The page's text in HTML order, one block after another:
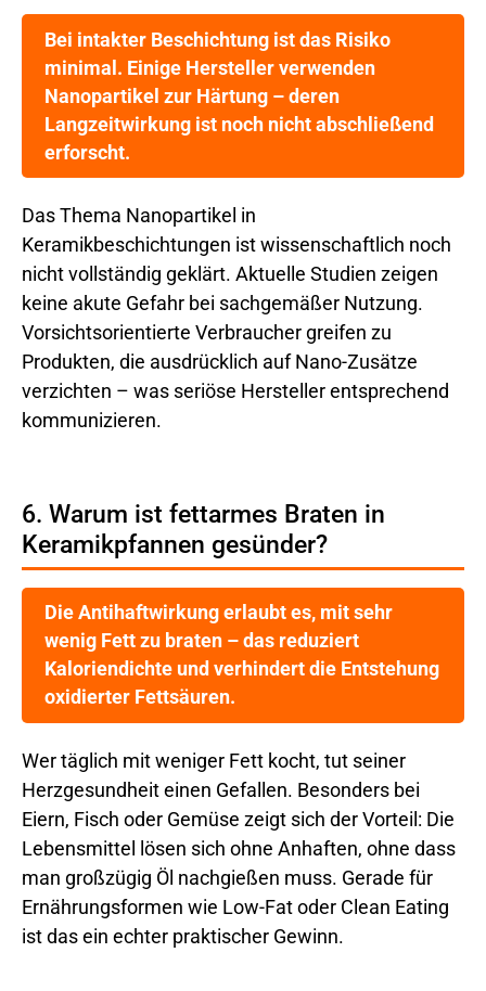
Bei intakter Beschichtung ist das Risiko
minimal. Einige Hersteller verwenden
Nanopartikel zur Härtung – deren
Langzeitwirkung ist noch nicht abschließend
erforscht.
Das Thema Nanopartikel in
Keramikbeschichtungen ist wissenschaftlich noch
nicht vollständig geklärt. Aktuelle Studien zeigen
keine akute Gefahr bei sachgemäßer Nutzung.
Vorsichtsorientierte Verbraucher greifen zu
Produkten, die ausdrücklich auf Nano-Zusätze
verzichten – was seriöse Hersteller entsprechend
kommunizieren.
6. Warum ist fettarmes Braten in
Keramikpfannen gesünder?
Die Antihaftwirkung erlaubt es, mit sehr
wenig Fett zu braten – das reduziert
Kaloriendichte und verhindert die Entstehung
oxidierter Fettsäuren.
Wer täglich mit weniger Fett kocht, tut seiner
Herzgesundheit einen Gefallen. Besonders bei
Eiern, Fisch oder Gemüse zeigt sich der Vorteil: Die
Lebensmittel lösen sich ohne Anhaften, ohne dass
man großzügig Öl nachgießen muss. Gerade für
Ernährungsformen wie Low-Fat oder Clean Eating
ist das ein echter praktischer Gewinn.